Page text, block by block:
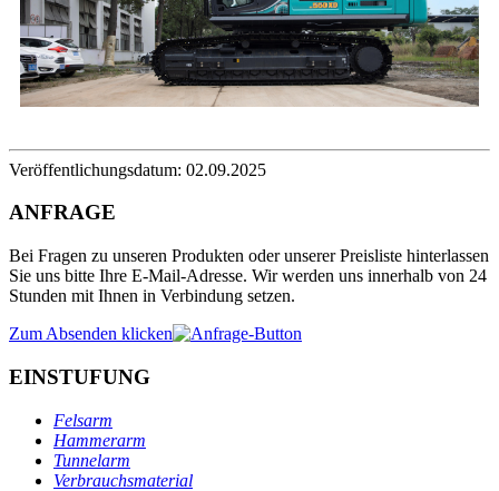
Veröffentlichungsdatum: 02.09.2025
ANFRAGE
Bei Fragen zu unseren Produkten oder unserer Preisliste hinterlassen
Sie uns bitte Ihre E-Mail-Adresse. Wir werden uns innerhalb von 24
Stunden mit Ihnen in Verbindung setzen.
Zum Absenden klicken
EINSTUFUNG
Felsarm
Hammerarm
Tunnelarm
Verbrauchsmaterial